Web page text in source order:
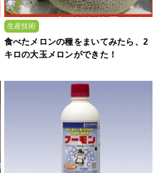
生産技術
食べたメロンの種をまいてみたら、2
キロの大玉メロンができた！